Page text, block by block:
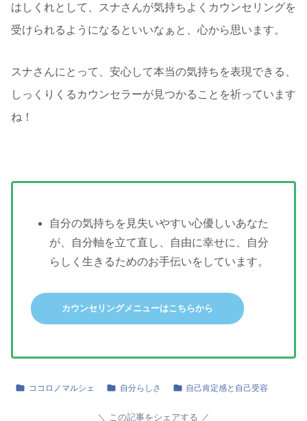
はしくれとして、スナさんが気持ちよくカウンセリングを
受けられるようになるといいなぁと、心から思います。
スナさんにとって、安心して本当の気持ちを表現できる、
しっくりくるカウンセラーが見つかることを祈っています
ね！
自分の気持ちを見失いやすい心優しいあなた
が、自分軸を立て直し、自由に幸せに、自分
らしく生きるためのお手伝いをしています。
カウンセリングメニューはこちらから
ココロノマルシェ 自分らしさ 自己肯定感と自己受容
この記事をシェアする